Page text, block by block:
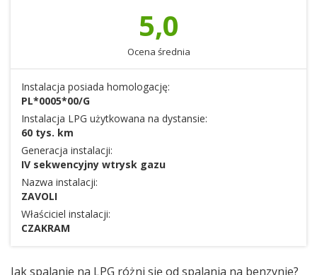
5,0
Ocena średnia
Instalacja posiada homologację:
PL*0005*00/G
Instalacja LPG użytkowana na dystansie:
60 tys. km
Generacja instalacji:
IV sekwencyjny wtrysk gazu
Nazwa instalacji:
ZAVOLI
Właściciel instalacji:
CZAKRAM
Jak spalanie na LPG różni się od spalania na benzynie?